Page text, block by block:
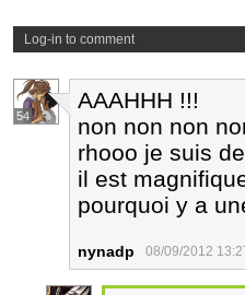
Log-in to comment
54
AAAHHH !!!
non non non
rhooo je suis
il est
pourquoi y a
nynadp 08/09/2012